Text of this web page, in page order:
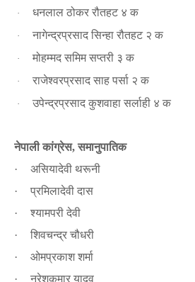
· धनलाल ठोकर रौतहट ४ क
· नागेन्द्रप्रसाद सिन्हा रौतहट २ क
· मोहम्मद समिम सप्तरी ३ क
· राजेश्वरप्रसाद साह पर्सा २ क
· उपेन्द्रप्रसाद कुशवाहा सर्लाही ४ क
नेपाली कांग्रेस,समानुपातिक
· असियादेवी थरूनी
· प्रमिलादेवी दास
· श्यामपरी देवी
· शिवचन्द्र चौधरी
· ओमप्रकाश शर्मा
· नरेशकुमार यादव